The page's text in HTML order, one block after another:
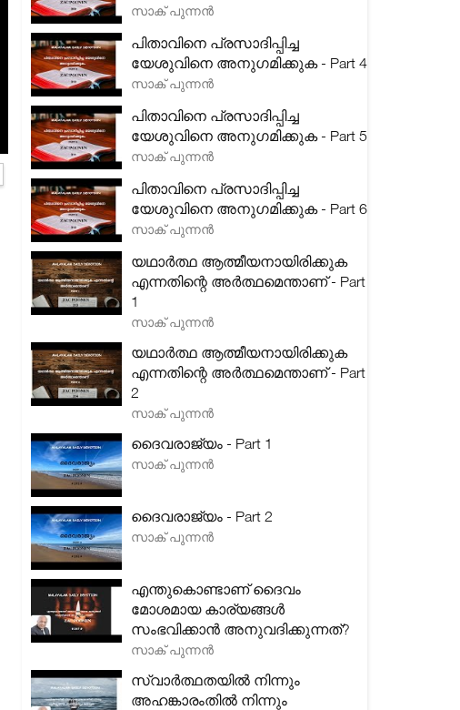
സാക് പുന്നൻ
പിതാവിനെ പ്രസാദിപ്പിച്ച
യേശുവിനെ അനുഗമിക്കുക - Part 4
സാക് പുന്നൻ
പിതാവിനെ പ്രസാദിപ്പിച്ച
യേശുവിനെ അനുഗമിക്കുക - Part 5
സാക് പുന്നൻ
പിതാവിനെ പ്രസാദിപ്പിച്ച
യേശുവിനെ അനുഗമിക്കുക - Part 6
സാക് പുന്നൻ
യഥാർത്ഥ ആത്മീയനായിരിക്കുക
എന്നതിന്റെ അർത്ഥമെന്താണ് - Part
1
സാക് പുന്നൻ
യഥാർത്ഥ ആത്മീയനായിരിക്കുക
എന്നതിന്റെ അർത്ഥമെന്താണ് - Part
2
സാക് പുന്നൻ
ദൈവരാജ്യം - Part 1
സാക് പുന്നൻ
ദൈവരാജ്യം - Part 2
സാക് പുന്നൻ
എന്തുകൊണ്ടാണ് ദൈവം
മോശമായ കാര്യങ്ങൾ
സംഭവിക്കാൻ അനുവദിക്കുന്നത്?
സാക് പുന്നൻ
സ്വാർത്ഥതയിൽ നിന്നും
അഹങ്കാരംതിൽ നിന്നും